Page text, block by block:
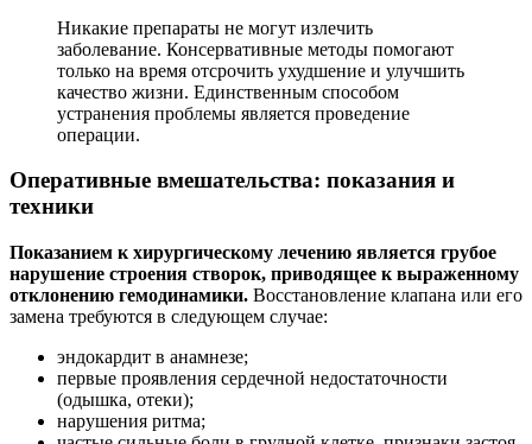
Никакие препараты не могут излечить
заболевание. Консервативные методы помогают
только на время отсрочить ухудшение и улучшить
качество жизни. Единственным способом
устранения проблемы является проведение
операции.
Оперативные вмешательства: показания и
техники
Показанием к хирургическому лечению является грубое
нарушение строения створок, приводящее к выраженному
отклонению гемодинамики. Восстановление клапана или его
замена требуются в следующем случае:
эндокардит в анамнезе;
первые проявления сердечной недостаточности
(одышка, отеки);
нарушения ритма;